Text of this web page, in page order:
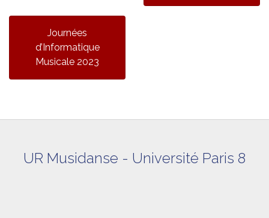
Journées
d’Informatique
Musicale 2023
UR Musidanse - Université Paris 8